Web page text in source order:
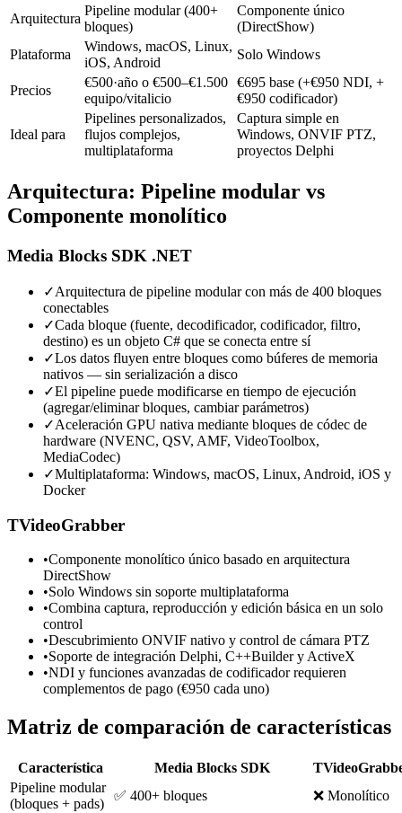
Arquitectura
Pipeline modular (400+
bloques)
Componente único
(DirectShow)
Plataforma
Windows, macOS, Linux,
iOS, Android
Solo Windows
Precios
€500·año o €500–€1.500
equipo/vitalicio
€695 base (+€950 NDI, +
€950 codificador)
Ideal para
Pipelines personalizados,
flujos complejos,
multiplataforma
Captura simple en
Windows, ONVIF PTZ,
proyectos Delphi
Arquitectura: Pipeline modular vs
Componente monolítico
Media Blocks SDK .NET
✓Arquitectura de pipeline modular con más de 400 bloques
conectables
✓Cada bloque (fuente, decodificador, codificador, filtro,
destino) es un objeto C# que se conecta entre sí
✓Los datos fluyen entre bloques como búferes de memoria
nativos — sin serialización a disco
✓El pipeline puede modificarse en tiempo de ejecución
(agregar/eliminar bloques, cambiar parámetros)
✓Aceleración GPU nativa mediante bloques de códec de
hardware (NVENC, QSV, AMF, VideoToolbox,
MediaCodec)
✓Multiplataforma: Windows, macOS, Linux, Android, iOS y
Docker
TVideoGrabber
•Componente monolítico único basado en arquitectura
DirectShow
•Solo Windows sin soporte multiplataforma
•Combina captura, reproducción y edición básica en un solo
control
•Descubrimiento ONVIF nativo y control de cámara PTZ
•Soporte de integración Delphi, C++Builder y ActiveX
•NDI y funciones avanzadas de codificador requieren
complementos de pago (€950 cada uno)
Matriz de comparación de características
Característica Media Blocks SDK
Pipeline modular
(bloques + pads)
✅ 400+ bloques
❌ Monolítico